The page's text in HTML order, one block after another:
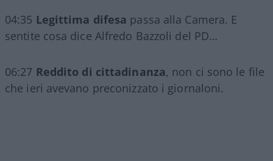
04:35 Legittima difesa passa alla Camera. E
sentite cosa dice Alfredo Bazzoli del PD…
06:27 Reddito di cittadinanza, non ci sono le file
che ieri avevano preconizzato i giornaloni.